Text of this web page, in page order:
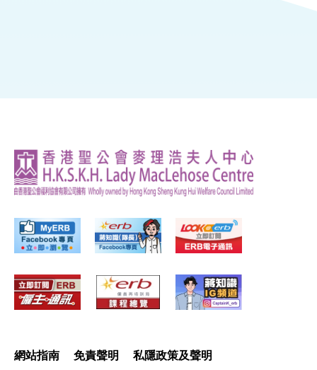
網站指南 免責聲明
私隱政策及聲明